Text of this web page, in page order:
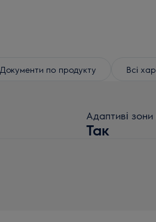
Документи по продукту Всі
Адаптиві зони
Так